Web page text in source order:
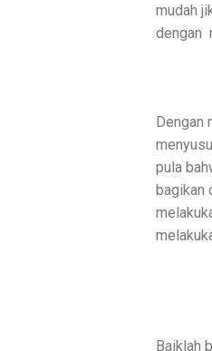
mudah
dengan
Dengan
pula
bagikan
Baiklah